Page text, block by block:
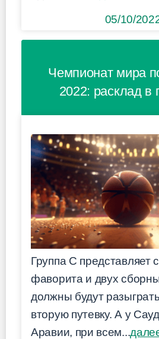
05/10/
Чемпионат мира
2022: расклад в
Группа C представляет
фаворита и двух
должны будут
вторую путевку. А у
Аравии, при всем...